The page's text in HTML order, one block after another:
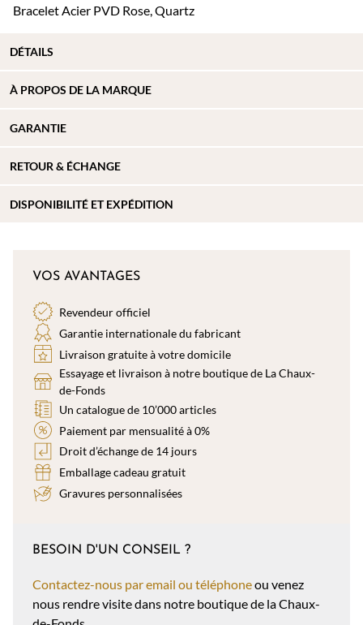
Bracelet Acier PVD Rose, Quartz
DÉTAILS
À PROPOS DE LA MARQUE
GARANTIE
RETOUR & ÉCHANGE
DISPONIBILITÉ ET EXPÉDITION
VOS AVANTAGES
Revendeur officiel
Garantie internationale du fabricant
Livraison gratuite à votre domicile
Essayage et livraison à notre boutique de La Chaux-
de-Fonds
Un catalogue de 10’000 articles
Paiement par mensualité à 0%
Droit d’échange de 14 jours
Emballage cadeau gratuit
Gravures personnalisées
BESOIN D'UN CONSEIL ?
Contactez-nous par email ou téléphoneou venez
nous rendre visite dans notre boutique de la Chaux-